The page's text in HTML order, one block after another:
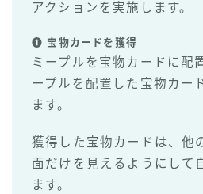
アクションを実施します。
❶ 宝物カードを獲得
ミープルを宝物カードに配
ープルを配置した宝物カー
ます。
獲得した宝物カードは、他
面だけを見えるようにして
ます。